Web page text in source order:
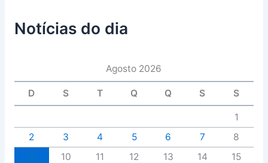
Notícias do dia
Agosto 2026
D S T Q Q S S
1
2
3 4 5 6 7
8
10 11 12 13 14
15